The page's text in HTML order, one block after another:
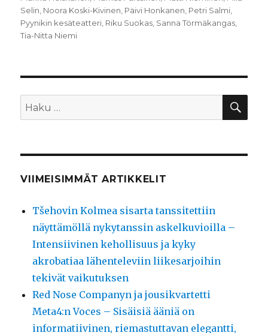
Selin, Noora Koski-Kivinen, Päivi Honkanen, Petri Salmi,
Pyynikin kesäteatteri, Riku Suokas, Sanna Törmäkangas,
Tia-Nitta Niemi
Etsi:
VIIMEISIMMÄT ARTIKKELIT
Tšehovin Kolmea sisarta tanssitettiin
näyttämöllä nykytanssin askelkuvioilla –
Intensiivinen kehollisuus ja kyky
akrobatiaa lähenteleviin liikesarjoihin
tekivät vaikutuksen
Red Nose Companyn ja jousikvartetti
Meta4:n Voces – Sisäisiä ääniä on
informatiivinen, riemastuttavan elegantti,